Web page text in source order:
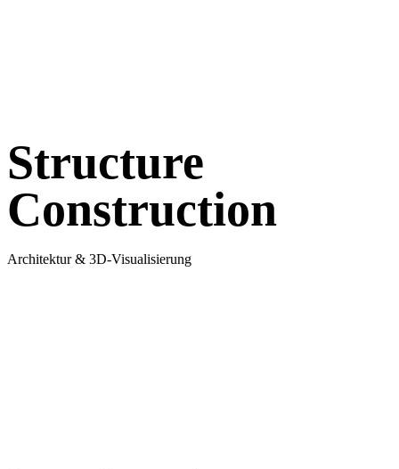
Structure
Construction
Architektur & 3D-Visualisierung